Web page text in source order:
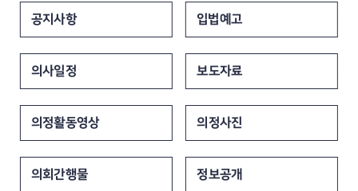
공지사항 입법예고
의사일정 보도자료
의정활동영상 의정사진
의회간행물 정보공개